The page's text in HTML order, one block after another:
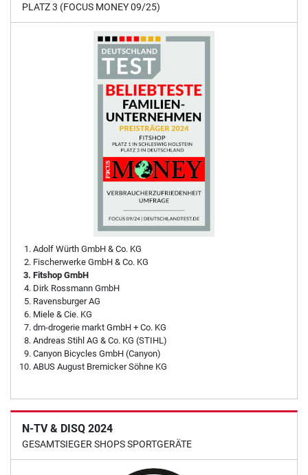
PLATZ 3 (FOCUS MONEY 09/25)
Adolf Würth GmbH & Co. KG
Fischerwerke GmbH & Co. KG
Fitshop GmbH
Dirk Rossmann GmbH
Ravensburger AG
Miele & Cie. KG
dm-drogerie markt GmbH + Co. KG
Andreas Stihl AG & Co. KG (STIHL)
Canyon Bicycles GmbH (Canyon)
ABUS August Bremicker Söhne KG
N-TV & DISQ 2024
GESAMTSIEGER SHOPS SPORTGERÄTE